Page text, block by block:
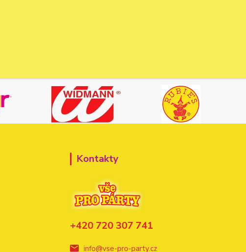
Kontakty
+420 720 307 741
info@vse-pro-party.cz